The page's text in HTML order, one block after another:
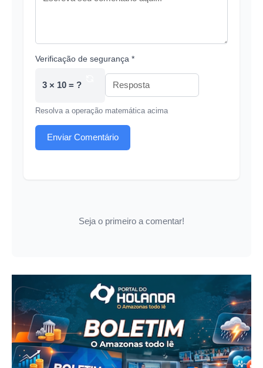
Verificação de segurança *
3 × 10 = ?
Resolva a operação matemática acima
Enviar Comentário
Seja o primeiro a comentar!